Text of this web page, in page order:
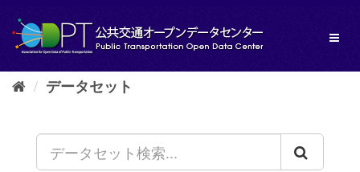
し
データセット